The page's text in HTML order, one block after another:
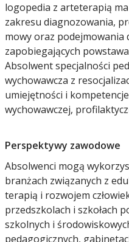
logopedia z arteterapią
zakresu diagnozowania,
mowy oraz podejmowania
zapobiegających
Absolwent specjalności
wychowawcza z
umiejętności i
wychowawczej,
Perspektywy zawodowe
Absolwenci mogą
branżach związanych z
terapią i rozwojem
przedszkolach i szkołach
szkolnych i
pedagogicznych,